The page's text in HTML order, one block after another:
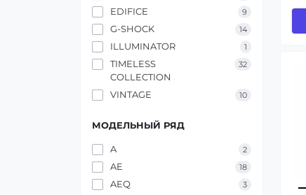
EDIFICE 9
G-SHOCK 14
ILLUMINATOR 1
TIMELESS
COLLECTION
32
VINTAGE 10
МОДЕЛЬНЫЙ РЯД
A 2
AE 18
AEQ 3